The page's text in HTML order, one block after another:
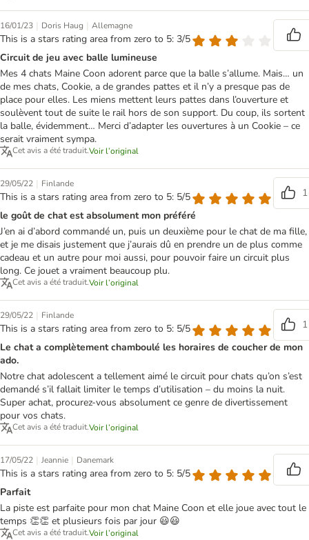
16/01/23 | Doris Haug | Allemagne
This is a stars rating area from zero to 5: 3/5
Circuit de jeu avec balle lumineuse
Mes 4 chats Maine Coon adorent parce que la balle s’allume. Mais… un
de mes chats, Cookie, a de grandes pattes et il n’y a presque pas de
place pour elles. Les miens mettent leurs pattes dans l’ouverture et
soulèvent tout de suite le rail hors de son support. Du coup, ils sortent
la balle, évidemment… Merci d’adapter les ouvertures à un Cookie – ce
serait vraiment sympa.
Cet avis a été traduit.Voir l’original
29/05/22 | Finlande
This is a stars rating area from zero to 5: 5/5
1
le goût de chat est absolument mon préféré
J’en ai d’abord commandé un, puis un deuxième pour le chat de ma fille,
et je me disais justement que j’aurais dû en prendre un de plus comme
cadeau et un autre pour moi aussi, pour pouvoir faire un circuit plus
long. Ce jouet a vraiment beaucoup plu.
Cet avis a été traduit.Voir l’original
29/05/22 | Finlande
This is a stars rating area from zero to 5: 5/5
1
Le chat a complètement chamboulé les horaires de coucher de mon
ado.
Notre chat adolescent a tellement aimé le circuit pour chats qu’on s’est
demandé s’il fallait limiter le temps d’utilisation – du moins la nuit.
Super achat, procurez-vous absolument ce genre de divertissement
pour vos chats.
Cet avis a été traduit.Voir l’original
17/05/22 | Jeannie | Danemark
This is a stars rating area from zero to 5: 5/5
Parfait
La piste est parfaite pour mon chat Maine Coon et elle joue avec tout le
temps 👏👏 et plusieurs fois par jour 😃😃
Cet avis a été traduit.Voir l’original